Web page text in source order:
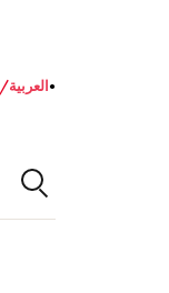
/العربية●